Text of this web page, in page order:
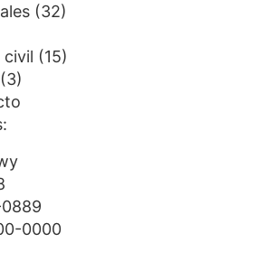
(32)
civil (15)
(3)
0000